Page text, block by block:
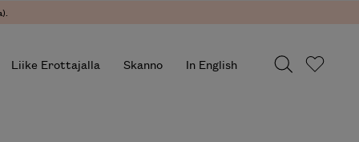
Liike Erottajalla Skanno In English